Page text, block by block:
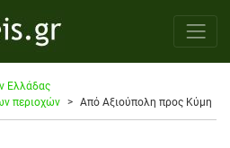
Ελλάδας
περιοχών
Από Αξιούπολη προς Κύμη